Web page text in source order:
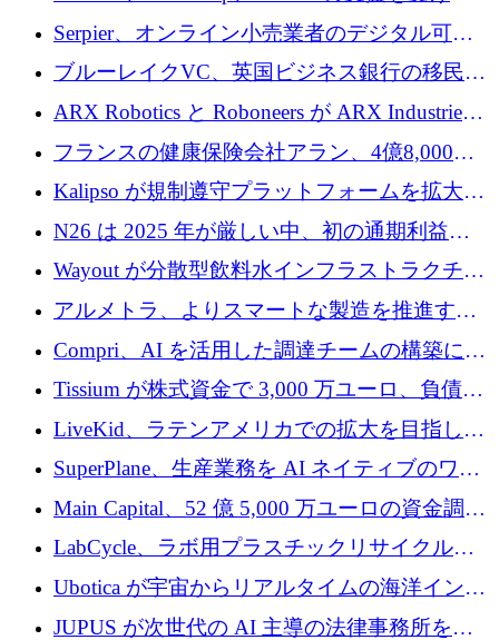
SE3 が自律システム用の空間 AI プラットフォ
ームを発表
Serpier、オンライン小売業者のデジタル可視
性向上を支援するために 140 万ユーロを調達
ブルーレイクVC、英国ビジネス銀行の移民主
導スタートアップ支援で初のファンド獲得に
ARX Robotics と Roboneers が ARX Industries
を設立し、無人地上車両の生産を拡大
フランスの健康保険会社アラン、4億8,000万
ユーロの資金調達ラウンドで合意
Kalipso が規制遵守プラットフォームを拡大す
るために 320 万ドルを調達
N26 は 2025 年が厳しい中、初の通期利益を
達成
Wayout が分散型飲料水インフラストラクチャ
プラットフォームを拡張するために 242 万ユ
ーロを調達
アルメトラ、よりスマートな製造を推進する
ためにシリーズ A で 1,630 万ユーロを確保
Compri、AI を活用した調達チームの構築に
320 万ユーロを確保
Tissium が株式資金で 3,000 万ユーロ、負債で
3,000 万ユーロを調達
LiveKid、ラテンアメリカでの拡大を目指して
Aldea を買収
SuperPlane、生産業務を AI ネイティブのワー
クフロー層に変えるために 260 万ドルを確保
Main Capital、52 億 5,000 万ユーロの資金調達
でエンタープライズ ソフトウェアの開発を倍
LabCycle、ラボ用プラスチックリサイクルシ
ステムを商業化し、焼却廃棄物を削減するた
めに43万ポンドを確保
Ubotica が宇宙からリアルタイムの海洋インテ
リジェンスを拡張するために 1,100 万ドルを
JUPUS が次世代の AI 主導の法律事務所を強